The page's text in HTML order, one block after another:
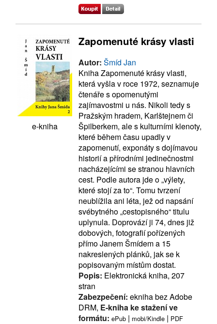
e-kniha
Zapomenuté krásy vlasti
Autor: Šmíd Jan
Kniha Zapomenuté krásy vlasti,
která vyšla v roce 1972, seznamuje
čtenáře s opomenutými
zajímavostmi u nás. Nikoli tedy s
Pražským hradem, Karlštejnem či
Špilberkem, ale s kulturními klenoty,
které během času upadly v
zapomenutí, exponáty s dojímavou
historií a přírodními jedinečnostmi
nacházejícími se stranou hlavních
cest. Podle autora jde o „výlety,
které stojí za to“. Tomu tvrzení
neublížila ani léta, jež od napsání
svébytného „cestopisného“ titulu
uplynula. Doprovází ji 74, dnes již
dobových, fotografií pořízených
přímo Janem Šmídem a 15
nakreslených plánků, jak se k
popisovaným místům dostat.
Popis: Elektronická kniha, 207
stran
Zabezpečení: ekniha bez Adobe
DRM, E-kniha ke stažení ve
formátu: ePub | mobi/Kindle | PDF